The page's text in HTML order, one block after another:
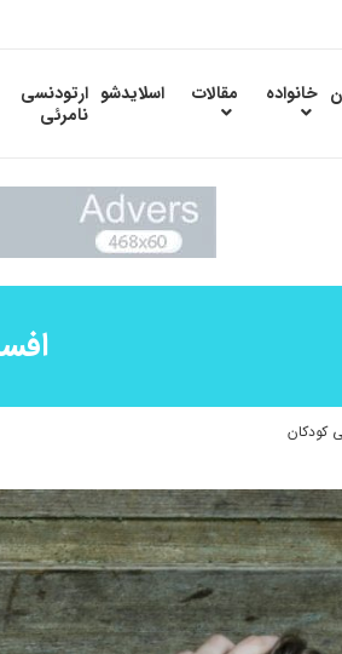
خانواده مقالات اسلایدشو ارتودنسی
نامرئی
کودکان